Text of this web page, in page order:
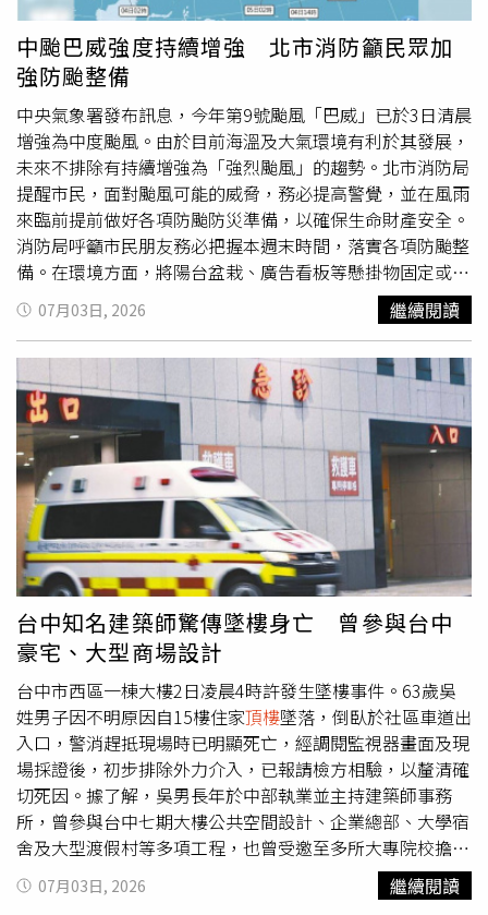
築，頂樓 另有鐵皮加蓋空間，火勢自頂樓加蓋處燃起後迅速
延燒，也再次引發外界對頂樓 加蓋住宅消防安全及逃生環境
的關注。消防單位提醒，住宅應定期檢查電器設備，避免私
接電線及堆放大量易燃物，同時建議住家裝設住宅用火災警
報器，以利第一時間發現火警並及早逃生，降低重大傷亡發
生的風險
中颱巴威強度持續增強 北市消防籲民眾加
強防颱整備
中央氣象署發布訊息，今年第9號颱風「巴威」已於3日清晨
增強為中度颱風。由於目前海溫及大氣環境有利於其發展，
未來不排除有持續增強為「強烈颱風」的趨勢。北市消防局
提醒市民，面對颱風可能的威脅，務必提高警覺，並在風雨
來臨前提前做好各項防颱防災準備，以確保生命財產安全。
消防局呼籲市民朋友務必把握本週末時間，落實各項防颱整
備。在環境方面，將陽台盆栽、廣告看板等懸掛物固定或收
妥，同時清理住家陽台、
排水孔及周邊排水溝，避免因
雜物阻塞而造成積淹水。若住家位於低窪地區，請提前準備
沙包，並測試居家防水閘門功能是否正常。在緊急避難包方
面，請備妥至少3天份的乾糧與飲用水，並檢查手電筒、行
動電源等照明通訊設備，以備停電時掌握即時災情。為了讓
市民能隨時掌握最即時的防災動態，市府提供了多管道的資
訊服務。民眾可隨時至「防災臺北」網站
（eoc.gov.taipei）查詢最新氣象、淹水潛勢及避難收容等
重要資訊，亦可透過智慧型手機下載安裝「臺北市行動防災
App」。此外，北市消防局建議市民加入「臺北市政府Line
官方帳號」，即時收到停班停課、水情動態、水閘門啟閉及
紅黃線開放停車等第一手推播訊息。消防局呼籲，在颱風接
近前後，請市民朋友盡量留在家中避免外出，切勿前往山區
觀光或沿海地區進行觀浪、釣魚等戶外活動，以免發生受困
等危險。
07月03日, 2026 繼續閱讀
台中知名建築師驚傳墜樓身亡 曾參與台中
豪宅、大型商場設計
台中市西區一棟大樓2日凌晨4時許發生墜樓事件。63歲吳
姓男子因不明原因自15樓住家頂樓墜落，倒臥於社區車道出
入口，警消趕抵現場時已明顯死亡，經調閱監視器畫面及現
場採證後，初步排除外力介入，已報請檢方相驗，以釐清確
切死因。據了解，吳男長年於中部執業並主持建築師事務
所，曾參與台中七期大樓公共空間設計、企業總部、大學宿
舍及大型渡假村等多項工程，也曾受邀至多所大專院校擔任
講師，在業界深耕多年。近期吳男率領團隊投入桃園一項重
大複合商業開發案，負責商場設計監造，為桃園近年最受矚
07月03日, 2026 繼續閱讀